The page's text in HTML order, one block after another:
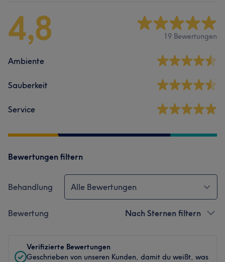
4,8 19 Bewertungen
Ambiente
Sauberkeit
Service
Bewertungen filtern
Behandlung Alle Bewertungen
Bewertung Nach Sternen filtern
Verifizierte Bewertungen
Geschrieben von unseren Kunden, damit du weißt, was